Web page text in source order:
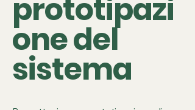
prototipazi
one del
sistema